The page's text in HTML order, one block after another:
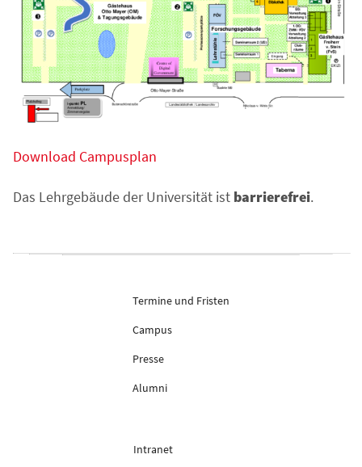
Download Campusplan
Das Lehrgebäude der Universität ist barrierefrei.
Termine und Fristen
Campus
Presse
Alumni
Intranet